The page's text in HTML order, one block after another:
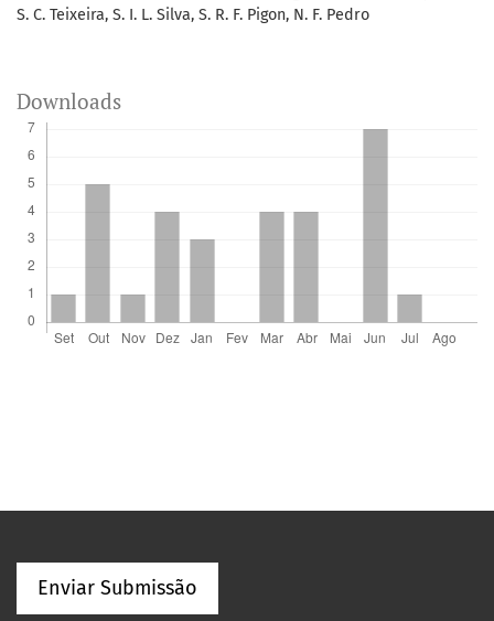
S. C. Teixeira, S. I. L. Silva, S. R. F. Pigon, N. F. Pedro
Downloads
Enviar Submissão